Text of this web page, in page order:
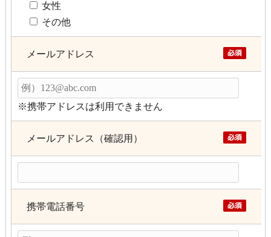
女性
その他
メールアドレス
※携帯アドレスは利用できません
メールアドレス（確認用）
携帯電話番号